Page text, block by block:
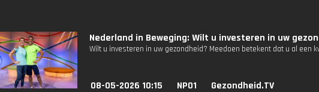
Nederland in Beweging: Wilt u investeren in uw
Wilt u investeren in uw gezondheid? Meedoen betekent dat u al een
08-05-2026 10:15 NPO1 Gezondheid.TV